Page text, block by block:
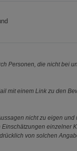
Personen, die nicht bei
mit einem Link zu den
nicht zu eigen
einzelner
von solchen